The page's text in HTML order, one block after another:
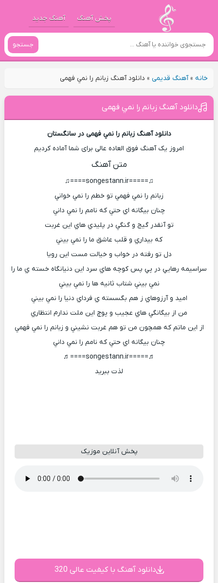
پخش آهنگ آهنگ جدید
جستجو
خانه»آهنگ قدیمی» دانلود آهنگ زبانم را نمي فهمی
دانلود آهنگ زبانم را نمي فهمی
دانلود آهنگ زبانم را نمي فهمی در سانگستان
امروز یک آهنگ فوق العاده عالی برای شما آماده کردیم
متن آهنگ
♫=====songestann.ir====♫
زبانم را نمي فهمي تو خطم را نمي خواني
چنان بيگانه اي حتي که نامم را نمي داني
تو آنقدر گيج و گنگي در پليدي هاي اين غربت
که بيداري و قلب عاشق ما را نمي بيني
دل تو رفته در خواب و خيالت مست اين رويا
سراسيمه رهايي در پي پس کوچه هاي سرد اين دنيانگاه خسته ي ما را
نمي بيني شتاب ثانيه ها را نمي بيني
اميد و آرزوهاي ز هم بگسسته ي فرداي دنيا را نمي بيني
من از بيگانگي هاي عجيب و پوچ اين ملت ندارم انتظاري
از اين ماتم که همچون من تو هم غربت نشيني و زبانم را نمي فهمي
چنان بيگانه اي حتي که نامم را نمي داني
♬=====songestann.ir====♬
لذت ببرید
پخش آنلاین موزیک
دانلود آهنگ با کیفیت عالی 320